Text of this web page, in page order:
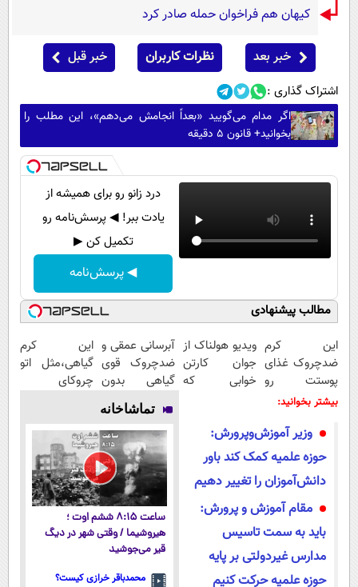
کیهان هم فراخوان حمله صادر کرد
خبر بعد نظرات کاربران خبر قبل
اشتراک گذاری :
اگر مدام می‌گویید «بعداً انجامش می‌دهم»، این مطلب را
بخوانید+ قانون ۵ دقیقه
درد زانو رو برای همیشه از
یادت ببر! ◀ پرسش‌نامه رو
تکمیل کن ▶
◀ پرسش‌نامه
مطالب پیشنهادی
این کرم
ضدچروک غذای
پوستت رو
تامین میکنه
40%تخفیف)
ویدیو هولناک از
جوان کارتن
خوابی که
آبرسانی عمقی و
ضدچروک قوی
گیاهی بدون
عوارض!!
(تخفیف تا
امشب)
این کرم
گیاهی،مثل اتو
چروکای
بیشتر بخوانید:
وزیر آموزش‌وپرورش:
حوزه علمیه کمک کند باور
دانش‌آموزان را تغییر دهیم
مقام آموزش و پرورش:
باید به سمت تاسیس
مدارس غیردولتی بر پایه
حوزه علمیه حرکت کنیم
تماشاخانه
ساعت ۸:۱۵ ششم اوت ؛
هیروشیما / وقتی شهر در دیگ
قیر می‌جوشید
محمدباقر خرازی کیست؟